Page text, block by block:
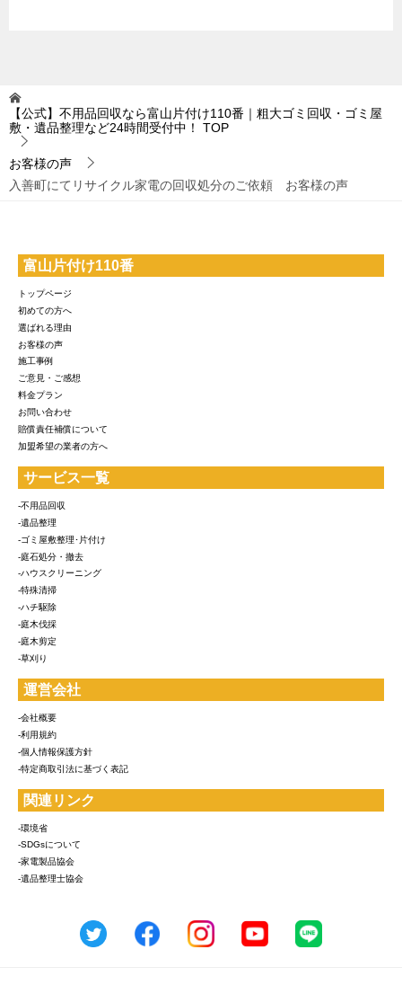
【公式】不用品回収なら富山片付け110番｜粗大ゴミ回収・ゴミ屋
敷・遺品整理など24時間受付中！
TOP
お客様の声
入善町にてリサイクル家電の回収処分のご依頼 お客様の声
富山片付け110番
トップページ
初めての方へ
選ばれる理由
お客様の声
施工事例
ご意見・ご感想
料金プラン
お問い合わせ
賠償責任補償について
加盟希望の業者の方へ
サービス一覧
-不用品回収
-遺品整理
-ゴミ屋敷整理･片付け
-庭石処分・撤去
-ハウスクリーニング
-特殊清掃
-ハチ駆除
-庭木伐採
-庭木剪定
-草刈り
運営会社
-会社概要
-利用規約
-個人情報保護方針
-特定商取引法に基づく表記
関連リンク
-環境省
-SDGsについて
-家電製品協会
-遺品整理士協会